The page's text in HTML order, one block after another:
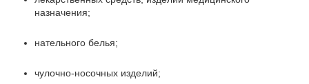
назначения;
нательного белья;
чулочно-носочных изделий;